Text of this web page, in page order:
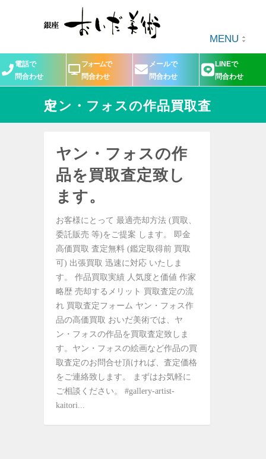
MENU
電話で
問合わせ
フォームで
問合わせ
メールで
問合わせ
LINEで
問合わせ
ヤン・フォスの作品買取査定
ヤン・フォスの作
品を買取査定致し
ます。
お客様にとって 最適売却方法 (買取、
委託販売 等)をご提案 します。 即金
高価買取 査定無料 (鑑定取得前 買取
可) 出張買取 迅速に対応 いたしま
す。 作品買取実績 人気度と価値 作家
略歴 売却するメリット 買取査定の流
れ 買取査定フォーム ヤン・フォス作
品の高価買取 おいだ美術では、ヤ
ン・フォスの作品を買取査定致しま
す。ヤン・フォスの絵画など作品の買
取査定のお問合せ頂ければ、査定価格
をご連絡致します。 まずはお気軽に
ご相談ください。 #gallery-artist-
kaitori...